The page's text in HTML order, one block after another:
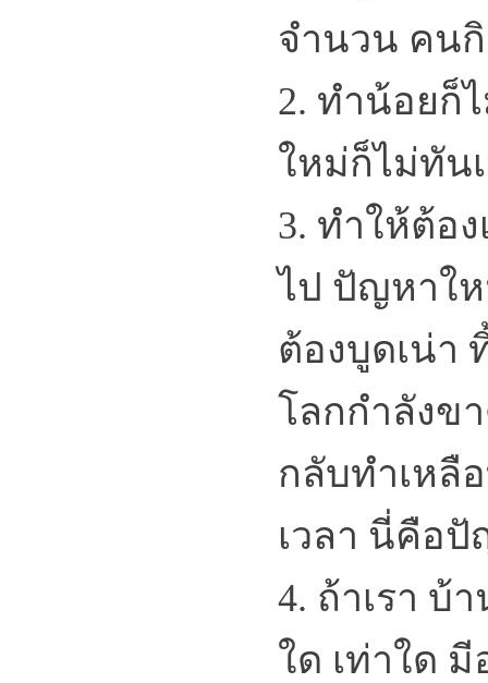
จำนวน คน
2. ทำน้อยก็
ใหม่ก็ไม่ทัน
3. ทำให้ต้อ
ไป ปัญหาใ
ต้องบูดเน่า
โลกกำลังข
กลับทำเหลื
เวลา นี่คือ
4. ถ้าเรา บ้
ใด เท่าใด